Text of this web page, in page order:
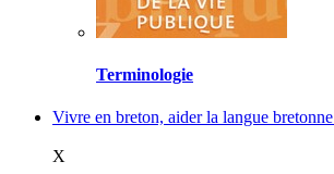
Terminologie
Vivre en breton, aider la langue bretonne
X